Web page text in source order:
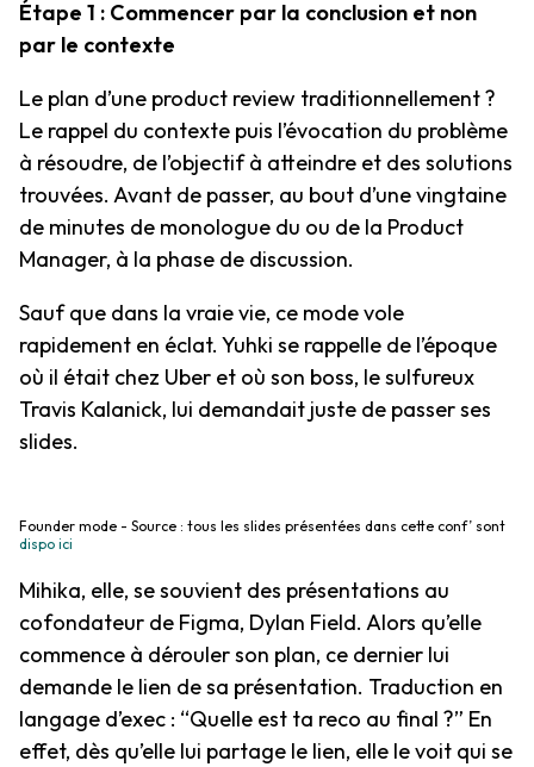
Étape 1 : Commencer par la conclusion et non
par le contexte
Le plan d’une product review traditionnellement ?
Le rappel du contexte puis l’évocation du problème
à résoudre, de l’objectif à atteindre et des solutions
trouvées. Avant de passer, au bout d’une vingtaine
de minutes de monologue du ou de la Product
Manager, à la phase de discussion.
Sauf que dans la vraie vie, ce mode vole
rapidement en éclat. Yuhki se rappelle de l’époque
où il était chez Uber et où son boss, le sulfureux
Travis Kalanick, lui demandait juste de passer ses
slides.
Founder mode - Source : tous les slides présentées dans cette conf’ sont
dispo ici
Mihika, elle, se souvient des présentations au
cofondateur de Figma, Dylan Field. Alors qu’elle
commence à dérouler son plan, ce dernier lui
demande le lien de sa présentation. Traduction en
langage d’exec : “Quelle est ta reco au final ?” En
effet, dès qu’elle lui partage le lien, elle le voit qui se